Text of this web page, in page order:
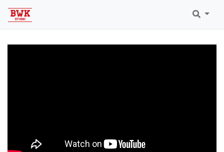
Eaubonne 2019